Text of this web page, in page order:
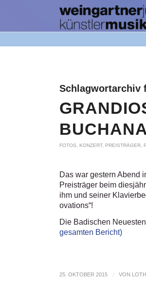
Schlagwortarchiv
FOTOS KONZERT, PREISTRÄGER
Das war gestern Abend
Preisträger beim
ihm und seiner
ovations“!
Die Badischen
gesamten Bericht)
25. OKTOBER 2015 / VON